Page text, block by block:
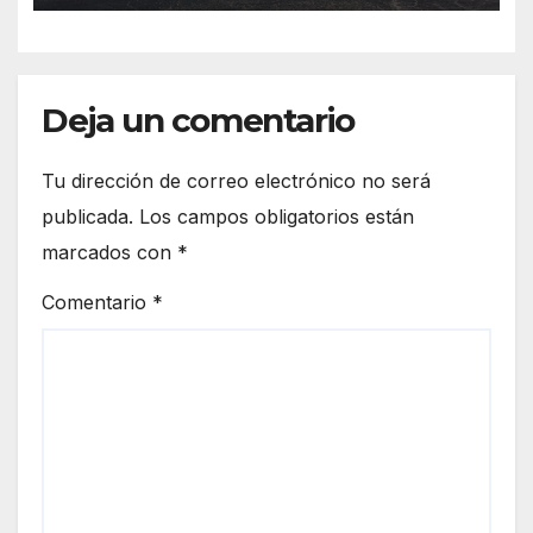
Deja un comentario
Tu dirección de correo electrónico no será
publicada. Los campos obligatorios están
marcados con *
Comentario *